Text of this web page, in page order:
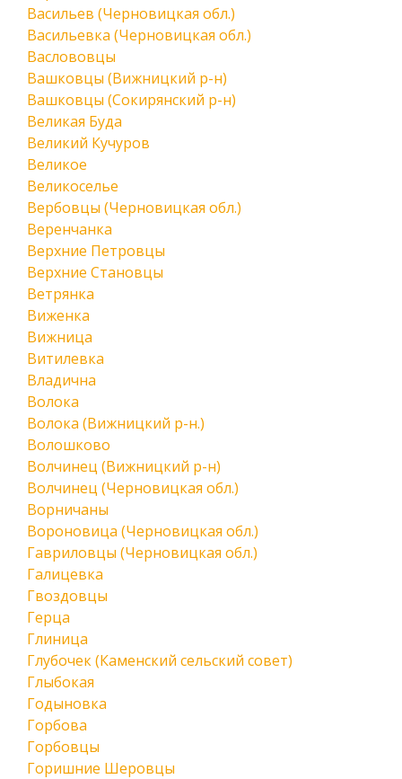
Васильев (Черновицкая обл.)
Васильевка (Черновицкая обл.)
Васлововцы
Вашковцы (Вижницкий р-н)
Вашковцы (Сокирянский р-н)
Великая Буда
Великий Кучуров
Великое
Великоселье
Вербовцы (Черновицкая обл.)
Веренчанка
Верхние Петровцы
Верхние Становцы
Ветрянка
Виженка
Вижница
Витилевка
Владична
Волока
Волока (Вижницкий р-н.)
Волошково
Волчинец (Вижницкий р-н)
Волчинец (Черновицкая обл.)
Ворничаны
Вороновица (Черновицкая обл.)
Гавриловцы (Черновицкая обл.)
Галицевка
Гвоздовцы
Герца
Глиница
Глубочек (Каменский сельский совет)
Глыбокая
Годыновка
Горбова
Горбовцы
Горишние Шеровцы